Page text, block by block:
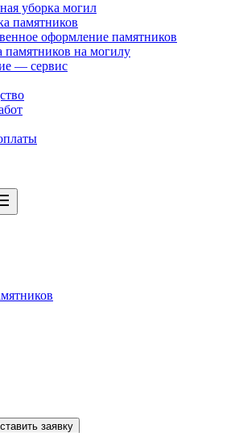
уборка могил
памятников
оформление памятников
памятников на могилу
— сервис
заявку